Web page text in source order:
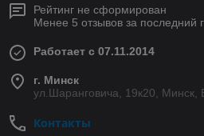
Рейтинг не сформирован
Менее 5 отзывов за последний
Работает с 07.11.2014
г. Минск
ул.Шаранговича, 19к20, Минск,
Контакты